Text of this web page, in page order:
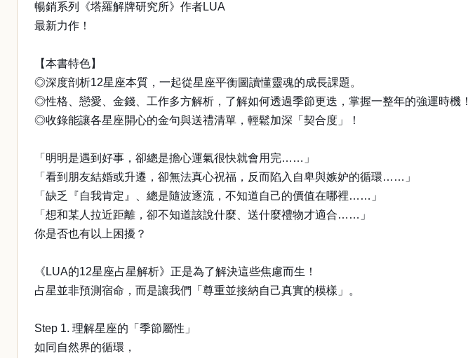
暢銷系列《塔羅解牌研究所》作者LUA
最新力作！
【本書特色】
◎深度剖析12星座本質，一起從星座平衡圖讀懂靈魂的成長課題。
◎性格、戀愛、金錢、工作多方解析，了解如何透過季節更迭，掌握一整年的強運時機！
◎收錄能讓各星座開心的金句與送禮清單，輕鬆加深「契合度」！
「明明是遇到好事，卻總是擔心運氣很快就會用完……」
「看到朋友結婚或升遷，卻無法真心祝福，反而陷入自卑與嫉妒的循環……」
「缺乏『自我肯定』、總是隨波逐流，不知道自己的價值在哪裡……」
「想和某人拉近距離，卻不知道該說什麼、送什麼禮物才適合……」
你是否也有以上困擾？
《LUA的12星座占星解析》正是為了解決這些焦慮而生！
占星並非預測宿命，而是讓我們「尊重並接納自己真實的模樣」。
Step 1. 理解星座的「季節屬性」
如同自然界的循環，